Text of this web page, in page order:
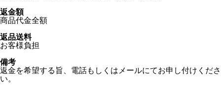
返金額
商品代金全額
返品送料
お客様負担
備考
返金を希望する旨、電話もしくはメールにてお申し付けくださ
い。